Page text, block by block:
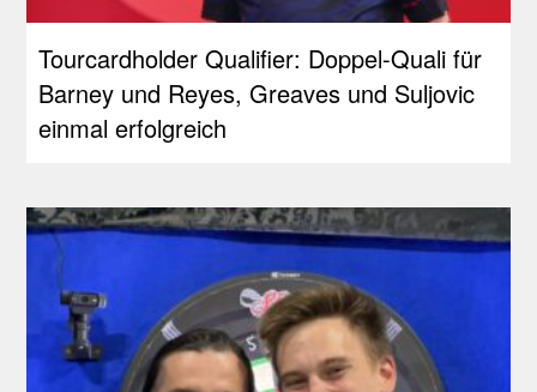
Tourcardholder Qualifier: Doppel-Quali für
Barney und Reyes, Greaves und Suljovic
einmal erfolgreich